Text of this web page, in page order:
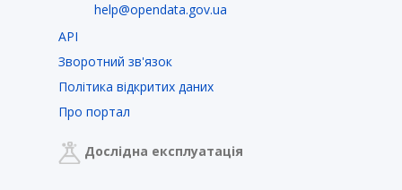
help@opendata.gov.ua
API
Зворотний зв'язок
Політика відкритих даних
Про портал
Дослідна експлуатація